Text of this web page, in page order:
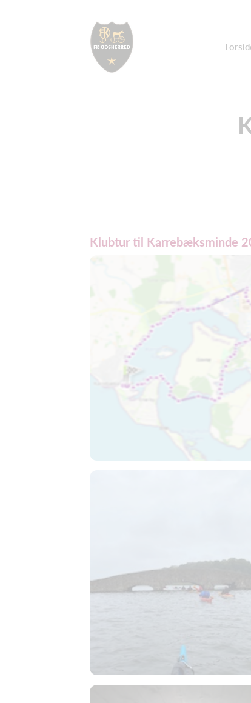
Klubtur til Karrebæksminde